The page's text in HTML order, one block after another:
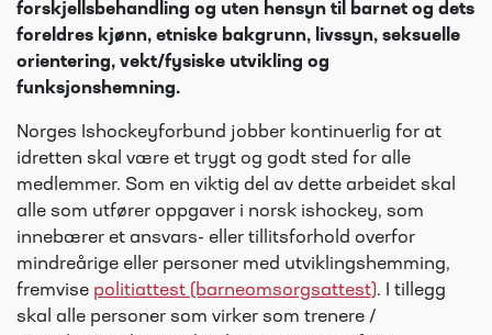
forskjellsbehandling og uten hensyn til barnet og dets
foreldres kjønn, etniske bakgrunn, livssyn, seksuelle
orientering, vekt/fysiske utvikling og
funksjonshemning.
Norges Ishockeyforbund jobber kontinuerlig for at
idretten skal være et trygt og godt sted for alle
medlemmer. Som en viktig del av dette arbeidet skal
alle som utfører oppgaver i norsk ishockey, som
innebærer et ansvars- eller tillitsforhold overfor
mindreårige eller personer med utviklingshemming,
fremvise politiattest (barneomsorgsattest). I tillegg
skal alle personer som virker som trenere /